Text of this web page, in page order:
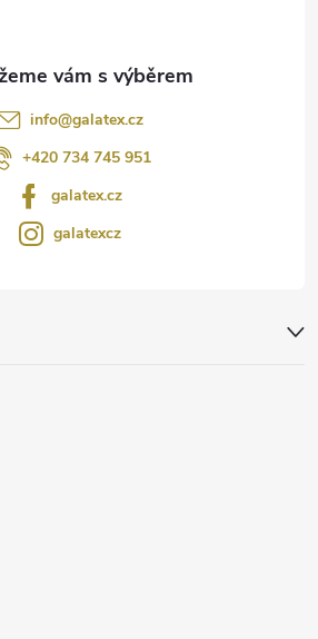
info@galatex.cz
+420 734 745 951
galatex.cz
galatexcz